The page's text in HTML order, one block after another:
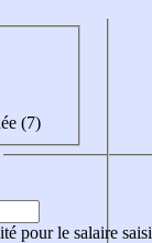
(7)
pour le salaire saisi